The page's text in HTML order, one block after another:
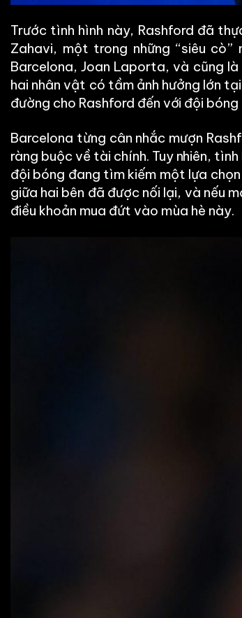
Trước tình hình này, Rashford đã
Zahavi, một trong những “siêu
Barcelona, Joan Laporta, và cũng
hai nhân vật có tầm ảnh hưởng lớn
đường cho Rashford đến với đội
Barcelona từng cân nhắc mượn
ràng buộc về tài chính. Tuy nhiên,
đội bóng đang tìm kiếm một lựa
giữa hai bên đã được nối lại, và nếu
điều khoản mua đứt vào mùa hè này.